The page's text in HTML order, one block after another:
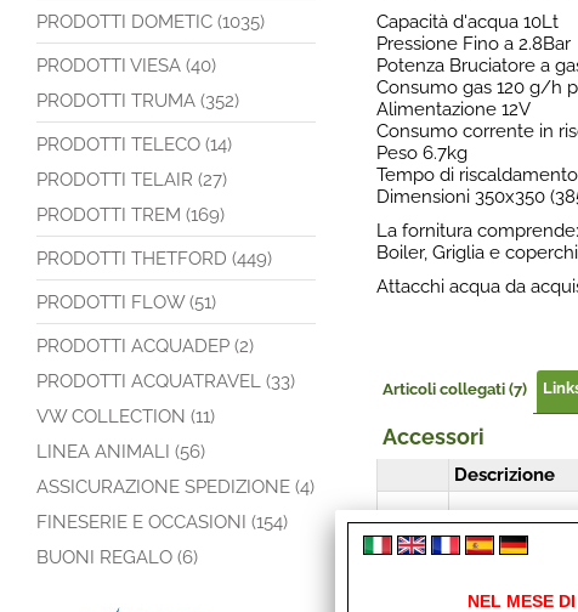
PRODOTTI DOMETIC (1035)
PRODOTTI VIESA (40)
PRODOTTI TRUMA (352)
PRODOTTI TELECO (14)
PRODOTTI TELAIR (27)
PRODOTTI TREM (169)
PRODOTTI THETFORD (449)
PRODOTTI FLOW (51)
PRODOTTI ACQUADEP (2)
PRODOTTI ACQUATRAVEL (33)
VW COLLECTION (11)
LINEA ANIMALI (56)
ASSICURAZIONE SPEDIZIONE (4)
FINESERIE E OCCASIONI (154)
BUONI REGALO (6)
Capacità d'acqua 10Lt
Pressione Fino a 2.8Bar
Potenza Bruciatore a
Consumo gas 120 g/h
Alimentazione 12V
Consumo corrente in
Peso 6.7kg
Tempo di riscaldamento
Dimensioni 350x350
La fornitura comprende:
Boiler, Griglia e
Attacchi acqua da
Articoli collegati (7)
Accessori
Descrizione
VALVOLA DI
PORTA
NEL MESE